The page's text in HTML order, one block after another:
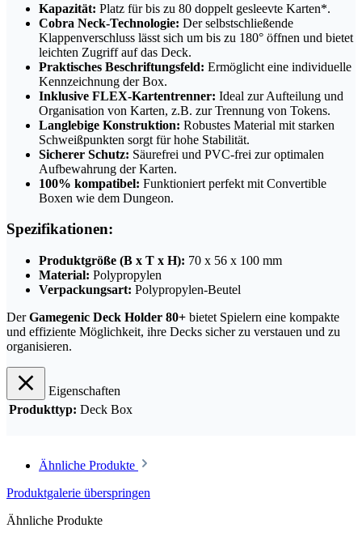
Kapazität: Platz für bis zu 80 doppelt gesleevte Karten*.
Cobra Neck-Technologie: Der selbstschließende
Klappenverschluss lässt sich um bis zu 180° öffnen und bietet
leichten Zugriff auf das Deck.
Praktisches Beschriftungsfeld: Ermöglicht eine individuelle
Kennzeichnung der Box.
Inklusive FLEX-Kartentrenner: Ideal zur Aufteilung und
Organisation von Karten, z.B. zur Trennung von Tokens.
Langlebige Konstruktion: Robustes Material mit starken
Schweißpunkten sorgt für hohe Stabilität.
Sicherer Schutz: Säurefrei und PVC-frei zur optimalen
Aufbewahrung der Karten.
100% kompatibel: Funktioniert perfekt mit Convertible
Boxen wie dem Dungeon.
Spezifikationen:
Produktgröße (B x T x H): 70 x 56 x 100 mm
Material: Polypropylen
Verpackungsart: Polypropylen-Beutel
DerGamegenic Deck Holder 80+ bietet Spielern eine kompakte
und effiziente Möglichkeit, ihre Decks sicher zu verstauen und zu
organisieren.
Eigenschaften
Produkttyp: Deck Box
Ähnliche Produkte
Produktgalerie überspringen
Ähnliche Produkte